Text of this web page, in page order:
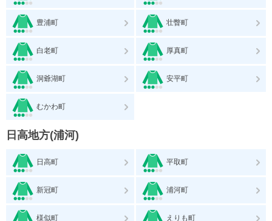
豊浦町 壮瞥町
白老町 厚真町
洞爺湖町 安平町
むかわ町
日高地方(浦河)
日高町 平取町
新冠町 浦河町
様似町 えりも町